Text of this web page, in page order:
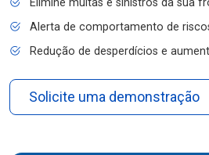
Elimine multas e sinistros da sua
Alerta de comportamento de
Redução de desperdícios e
Solicite uma demonstração